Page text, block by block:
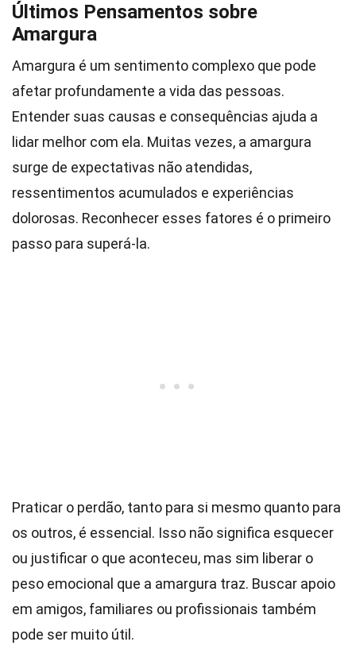
Últimos Pensamentos sobre
Amargura
Amargura é um sentimento complexo que pode
afetar profundamente a vida das pessoas.
Entender suas causas e consequências ajuda a
lidar melhor com ela. Muitas vezes, a amargura
surge de expectativas não atendidas,
ressentimentos acumulados e experiências
dolorosas. Reconhecer esses fatores é o primeiro
passo para superá-la.
Praticar o perdão, tanto para si mesmo quanto para
os outros, é essencial. Isso não significa esquecer
ou justificar o que aconteceu, mas sim liberar o
peso emocional que a amargura traz. Buscar apoio
em amigos, familiares ou profissionais também
pode ser muito útil.